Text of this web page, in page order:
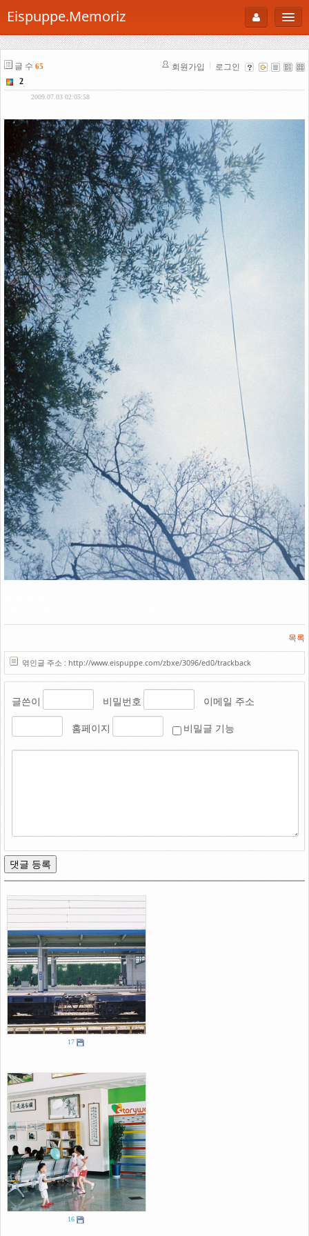
Eispuppe.Memoriz
로그인
About
AboutTori
Photo
Gallery
Snaps
B Cut
Portfolio
백과사전
공부방
Footprint
Link
글 수 65 회원가입 로그인
2
2009.07.03 02:05:58
목록
엮인글 주소 : http://www.eispuppe.com/zbxe/3096/ed0/trackback
글쓴이 비밀번호 이메일 주소
홈페이지 비밀글 기능
17
16